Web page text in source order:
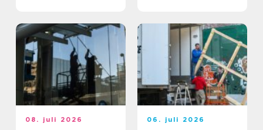
08. juli 2026 06. juli 2026